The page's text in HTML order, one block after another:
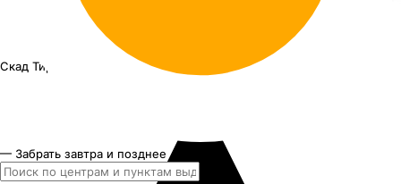
Скад Тирион 16"x6.5J PCD 5x100 ЕТ 40 ЦО 67.1
— Забрать завтра и позднее